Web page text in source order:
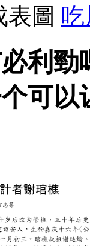
圖
利
可